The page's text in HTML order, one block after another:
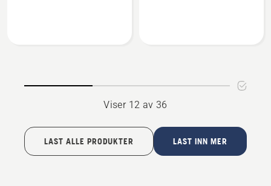
Viser 12 av 36
LAST ALLE PRODUKTER LAST INN MER